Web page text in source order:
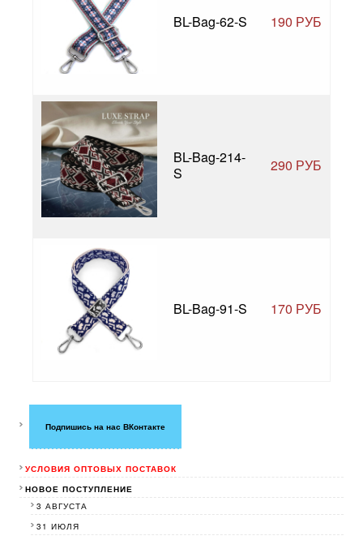
BL-Bag-62-S 190 РУБ
BL-Bag-214-
S
290 РУБ
BL-Bag-91-S 170 РУБ
Подпишись на нас ВКонтакте
УСЛОВИЯ ОПТОВЫХ ПОСТАВОК
НОВОЕ ПОСТУПЛЕНИЕ
3 АВГУСТА
31 ИЮЛЯ